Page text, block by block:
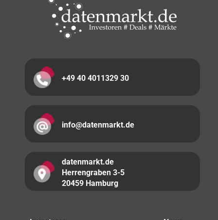
+49 40 4011329 30
info@datenmarkt.de
datenmarkt.de
Herrengraben 3-5
20459 Hamburg